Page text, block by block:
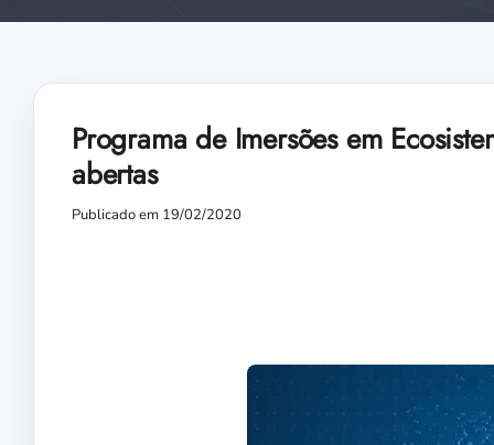
Programa de Imersões em
abertas
Publicado em 19/02/2020